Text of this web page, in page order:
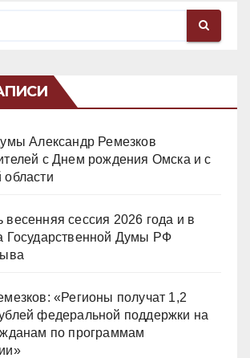
Александр Ремезков
с Днем рождения Омска и с
сессия 2026 года и в
Государственной Думы РФ
«Регионы получат 1,2
федеральной поддержки на
по программам